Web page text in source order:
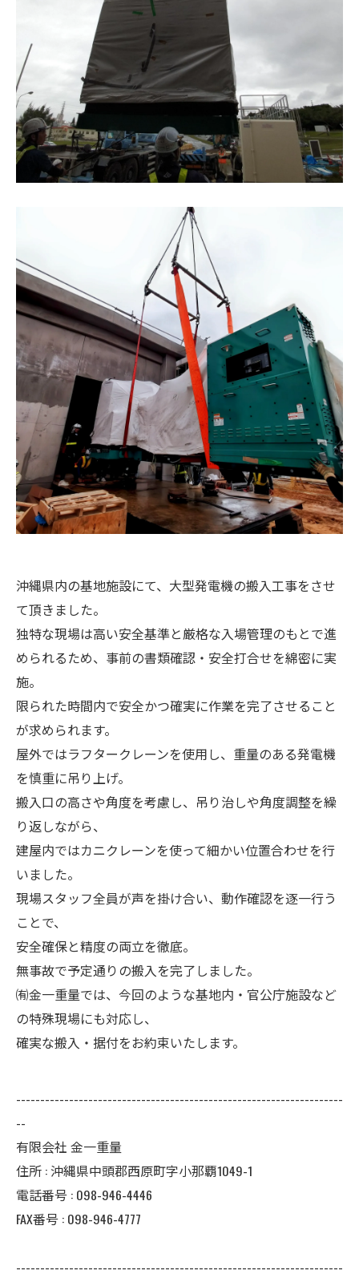
沖縄県内の基地施設にて、大型発電機の搬入工事をさせ
て頂きました。
独特な現場は高い安全基準と厳格な入場管理のもとで進
められるため、事前の書類確認・安全打合せを綿密に実
施。
限られた時間内で安全かつ確実に作業を完了させること
が求められます。
屋外ではラフタークレーンを使用し、重量のある発電機
を慎重に吊り上げ。
搬入口の高さや角度を考慮し、吊り治しや角度調整を繰
り返しながら、
建屋内ではカニクレーンを使って細かい位置合わせを行
いました。
現場スタッフ全員が声を掛け合い、動作確認を逐一行う
ことで、
安全確保と精度の両立を徹底。
無事故で予定通りの搬入を完了しました。
㈲金一重量では、今回のような基地内・官公庁施設など
の特殊現場にも対応し、
確実な搬入・据付をお約束いたします。
--------------------------------------------------------------------
--
有限会社 金一重量
住所 : 沖縄県中頭郡西原町字小那覇1049-1
電話番号 : 098-946-4446
FAX番号 : 098-946-4777
--------------------------------------------------------------------